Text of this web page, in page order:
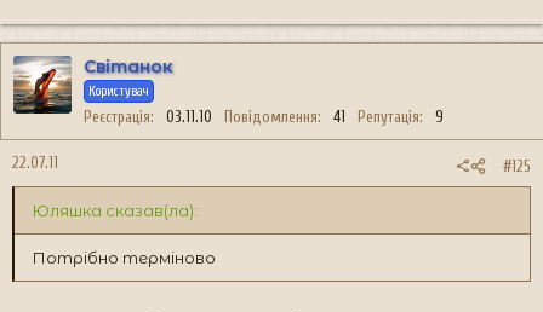
Світанок
Користувач
Реєстрація 03.11.10 Повідомлення 41 Репутація 9
22.07.11 #125
Юляшка сказав(ла):
Потрібно терміново